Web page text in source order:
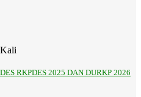
RKPDES 2025 DAN DURKP 2026